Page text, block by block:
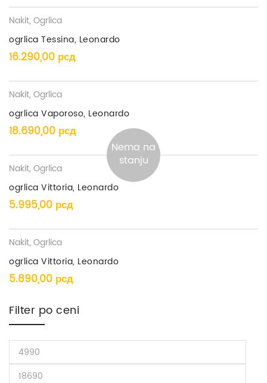
Nakit, Ogrlica
ogrlica Tessina, Leonardo
16.290,00 рсд
Nakit, Ogrlica
ogrlica Vaporoso, Leonardo
18.690,00 рсд
Nema na
stanju
Nakit, Ogrlica
ogrlica Vittoria, Leonardo
5.995,00 рсд
Nakit, Ogrlica
ogrlica Vittoria, Leonardo
5.890,00 рсд
Filter po ceni